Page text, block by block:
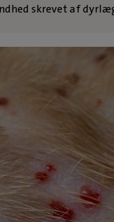
skrevet af